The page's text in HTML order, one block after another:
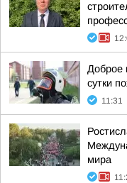
Доброе
сутки
11:31
мира